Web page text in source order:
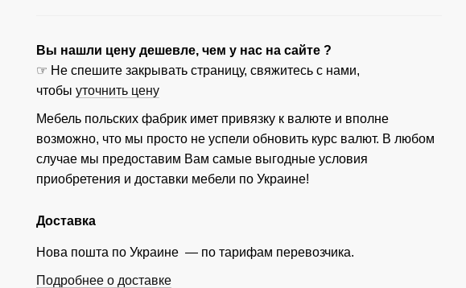
Вы нашли цену дешевле, чем у нас на сайте ?
☞ Не спешите закрывать страницу, свяжитесь с нами,
чтобыуточнить цену
Мебель польских фабрик имет привязку к валюте и вполне
возможно, что мы просто не успели обновить курс валют. В любом
случае мы предоставим Вам самые выгодные условия
приобретения и доставки мебели по Украине!
Доставка
Нова пошта по Украине — по тарифам перевозчика.
Подробнее о доставке